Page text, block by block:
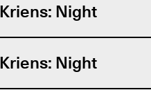
Night
Night